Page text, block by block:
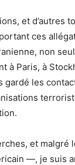
et d’autres
ces
non
à Paris, à
gardé les
et
—, je suis